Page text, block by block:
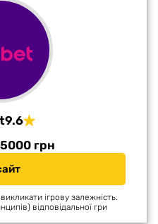
9.6
5000 грн
ігрову залежність.
відповідальної гри